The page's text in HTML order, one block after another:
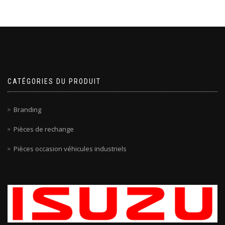
CATÉGORIES DU PRODUIT
Branding
Pièces de rechange
Pièces occasion véhicules industriels